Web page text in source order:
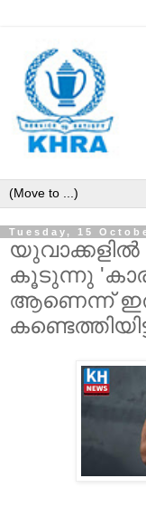
Tuesday, 15
കൂടുന്നു
ആണെന്ന്